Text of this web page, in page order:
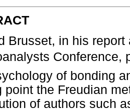
Brusset, in his
of bonding
point the Freudian
of authors such